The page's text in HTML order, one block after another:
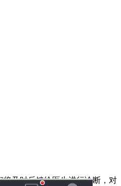
将及时反馈给医生进行诊断，对